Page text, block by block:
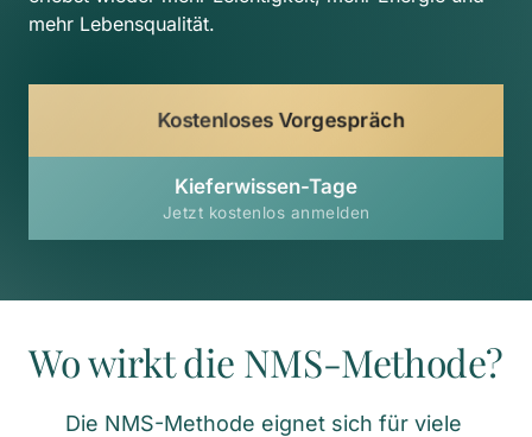
mehr Lebensqualität.
Kostenloses Vorgespräch
Kieferwissen-Tage
Jetzt kostenlos anmelden
Wo wirkt die NMS-Methode?
Die NMS-Methode eignet sich für viele